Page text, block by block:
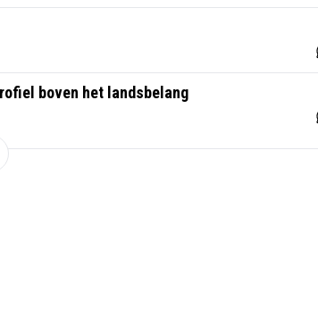
boven het landsbelang